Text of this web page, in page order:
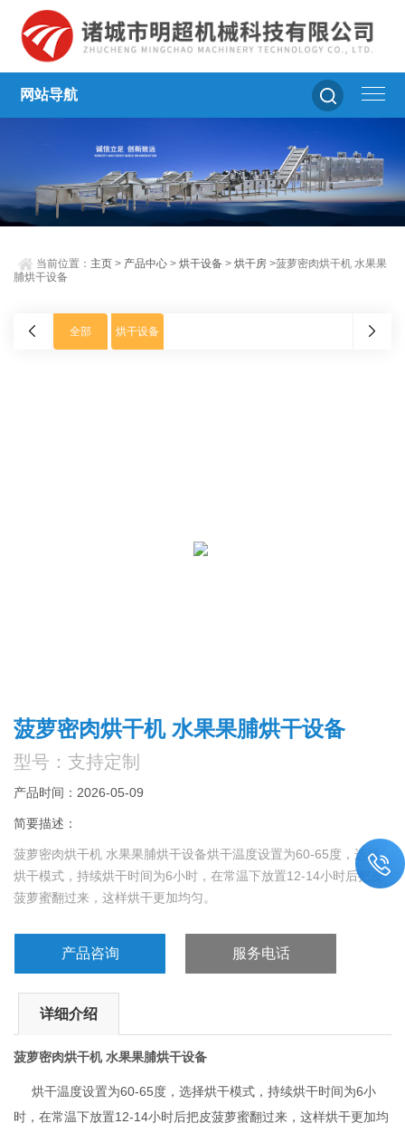
网站导航
当前位置： 主页 > 产品中心 >烘干设备 >烘干房 >菠萝密肉烘干机 水果果
脯烘干设备
全部 烘干设备
菠萝密肉烘干机 水果果脯烘干设备
型号：支持定制
产品时间：2026-05-09
简要描述：
菠萝密肉烘干机 水果果脯烘干设备烘干温度设置为60-65度，选择
烘干模式，持续烘干时间为6小时，在常温下放置12-14小时后把皮
菠萝蜜翻过来，这样烘干更加均匀。
产品咨询 服务电话
详细介绍
菠萝密肉烘干机 水果果脯烘干设备
烘干温度设置为60-65度，选择烘干模式，持续烘干时间为6小
时，在常温下放置12-14小时后把皮菠萝蜜翻过来，这样烘干更加均